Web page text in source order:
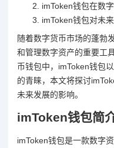
imToken钱包在数
imToken钱包对未
随着数字货币市场的蓬勃
和管理数字资产的重要工
币钱包中，imToken钱包
的青睐，本文将探讨
未来发展的影响。
imToken钱包简
imToken钱包是一款数字